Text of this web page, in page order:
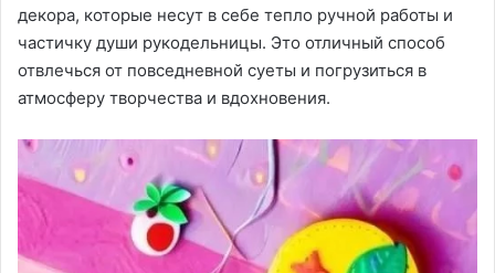
декора, которые несут в себе тепло ручной работы и
частичку души рукодельницы. Это отличный способ
отвлечься от повседневной суеты и погрузиться в
атмосферу творчества и вдохновения.